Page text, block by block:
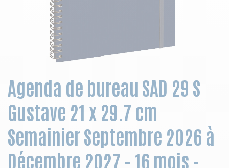
Agenda de bureau SAD 29 S
Gustave 21 x 29.7 cm
Semainier Septembre 2026 à
Décembre 2027 - 16 mois -